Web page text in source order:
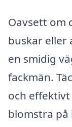
Oavsett om
buskar eller
en smidig
fackmän.
och
blomstra på